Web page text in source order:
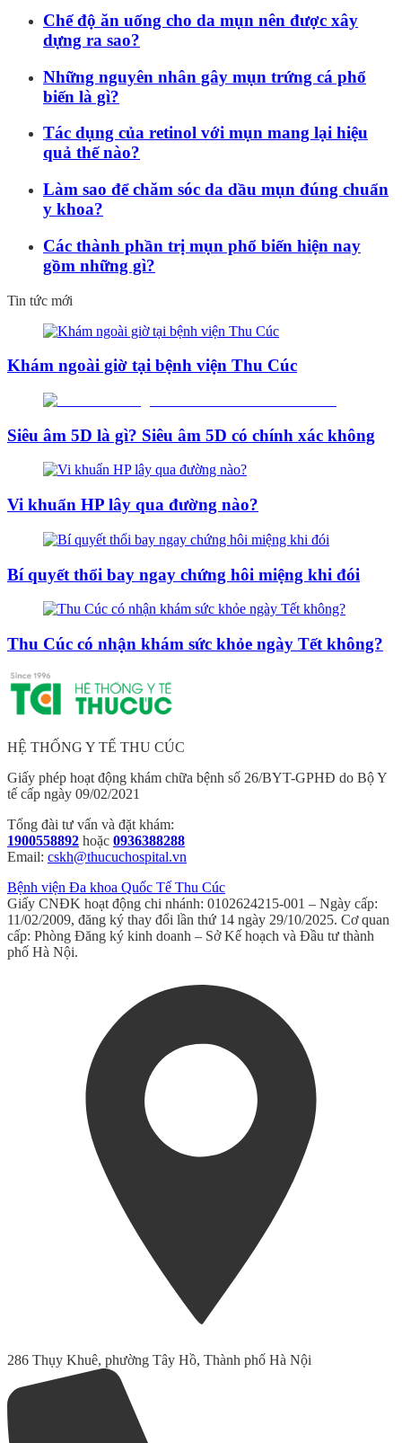
Chế độ ăn uống cho da mụn nên được xây
dựng ra sao?
Những nguyên nhân gây mụn trứng cá phổ
biến là gì?
Tác dụng của retinol với mụn mang lại hiệu
quả thế nào?
Làm sao để chăm sóc da dầu mụn đúng chuẩn
y khoa?
Các thành phần trị mụn phổ biến hiện nay
gồm những gì?
Tin tức mới
Khám ngoài giờ tại bệnh viện Thu Cúc
Siêu âm 5D là gì? Siêu âm 5D có chính xác không
Vi khuẩn HP lây qua đường nào?
Bí quyết thổi bay ngay chứng hôi miệng khi đói
Thu Cúc có nhận khám sức khỏe ngày Tết không?
HỆ THỐNG Y TẾ THU CÚC
Giấy phép hoạt động khám chữa bệnh số 26/BYT-GPHĐ do Bộ Y
tế cấp ngày 09/02/2021
Tổng đài tư vấn và đặt khám:
1900558892 hoặc 0936388288
Email: cskh@thucuchospital.vn
Bệnh viện Đa khoa Quốc Tế Thu Cúc
Giấy CNĐK hoạt động chi nhánh: 0102624215-001 – Ngày cấp:
11/02/2009, đăng ký thay đổi lần thứ 14 ngày 29/10/2025. Cơ quan
cấp: Phòng Đăng ký kinh doanh – Sở Kế hoạch và Đầu tư thành
phố Hà Nội.
286 Thụy Khuê, phường Tây Hồ, Thành phố Hà Nội